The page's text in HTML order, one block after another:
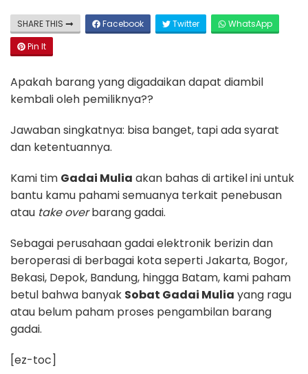
SHARE THIS Facebook Twitter
WhatsApp
Pin It
Apakah barang yang digadaikan dapat diambil
kembali oleh pemiliknya??
Jawaban singkatnya: bisa banget, tapi ada syarat
dan ketentuannya.
Kami tim Gadai Mulia akan bahas di artikel ini untuk
bantu kamu pahami semuanya terkait penebusan
atau take overbarang gadai.
Sebagai perusahaan gadai elektronik berizin dan
beroperasi di berbagai kota seperti Jakarta, Bogor,
Bekasi, Depok, Bandung, hingga Batam, kami paham
betul bahwa banyak Sobat Gadai Mulia yang ragu
atau belum paham proses pengambilan barang
gadai.
[ez-toc]